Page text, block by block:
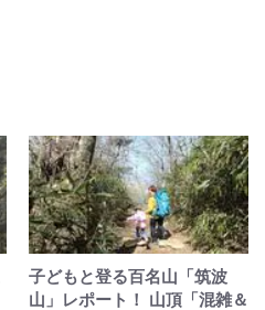
子どもと登る百名山「筑波
山」レポート！ 山頂「混雑＆